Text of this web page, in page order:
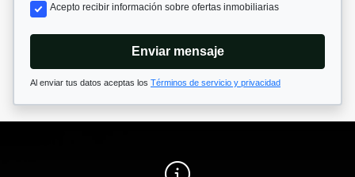
Acepto recibir información sobre ofertas inmobiliarias
Enviar mensaje
Al enviar tus datos aceptas los Términos de servicio y privacidad